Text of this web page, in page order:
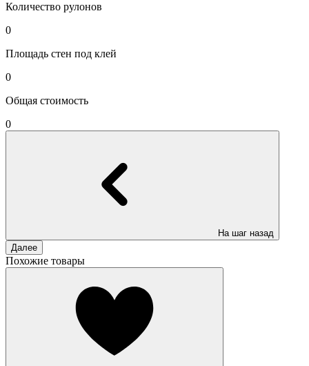
Количество рулонов
0
Площадь стен под клей
0
Общая стоимость
0
На шаг назад
Далее
Похожие товары